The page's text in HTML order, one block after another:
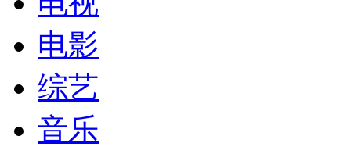
电影
综艺
音乐